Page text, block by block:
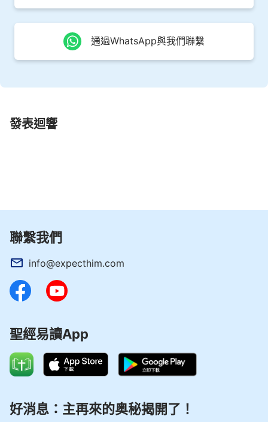
中了嗎？那些真正追求生命的被作成之人都能被使
用，那些不合用的悖逆之子都落在黑暗之中，一點聖
靈工作也没有，什麽也摸不着，這樣，就落入懲罰之
中哀哭了。在這步工作中你裝備好了，生命長大了，
你上哪兒去找現在這樣的作工機會，你上哪兒去接受
神的親自操練？那時也不是神親自説話、親自發聲，
你們幹的那些勾當我不知道，你們的實質我還不了解
生命、追求得福嗎？你不是為了你自己而信嗎？我現
在只是説話作征服的工作，征服工作結束了，你的結
通過WhatsApp與我們聯繫
發表迴響
聯繫我們
info@expecthim.com
聖經易讀App
好消息：主再來的奥秘揭開了！